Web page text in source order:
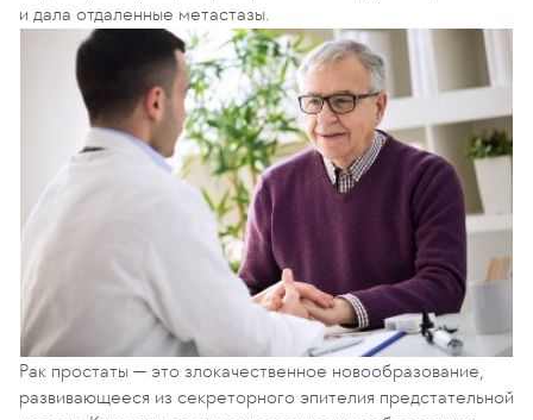
и дала отдаленные метастазы.
Рак простаты — это злокачественное новообразование,
развивающееся из секреторного эпителия предстательной